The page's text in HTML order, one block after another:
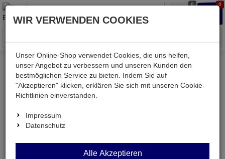
0 0
Menü
Weiter einkaufen Kessler electronic
Werkstatt
WIHA308-4,5
WIHA308-4,5
WIR VERWENDEN COOKIES
Unser Online-Shop verwendet Cookies, die uns helfen,
unser Angebot zu verbessern und unseren Kunden den
bestmöglichen Service zu bieten. Indem Sie auf
"Akzeptieren" klicken, erklären Sie sich mit unseren Cookie-
Richtlinien einverstanden.
Impressum
Datenschutz
Alle Akzeptieren